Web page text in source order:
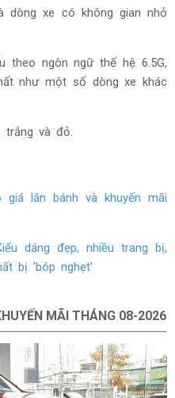
dòng xe có không gian nhỏ
theo ngôn ngữ thế hệ 6.5G,
như một số dòng xe khác
trắng và đỏ.
giá lăn bánh và khuyến mãi
dáng đẹp, nhiều trang bị,
bị 'bóp nghẹt'
MÃI THÁNG 08-2026